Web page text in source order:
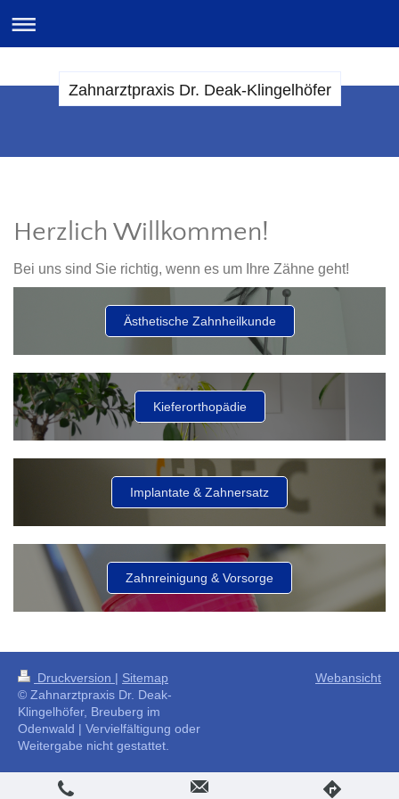
Zahnarztpraxis Dr. Deak-Klingelhöfer
Herzlich Willkommen!
Bei uns sind Sie richtig, wenn es um Ihre Zähne geht!
Ästhetische Zahnheilkunde
Kieferorthopädie
Implantate & Zahnersatz
Zahnreinigung & Vorsorge
Druckversion | Sitemap
© Zahnarztpraxis Dr. Deak-
Klingelhöfer, Breuberg im
Odenwald | Vervielfältigung oder
Weitergabe nicht gestattet.
Webansicht